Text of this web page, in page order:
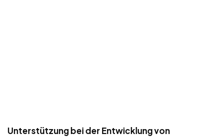
Unterstützung bei der Entwicklung von